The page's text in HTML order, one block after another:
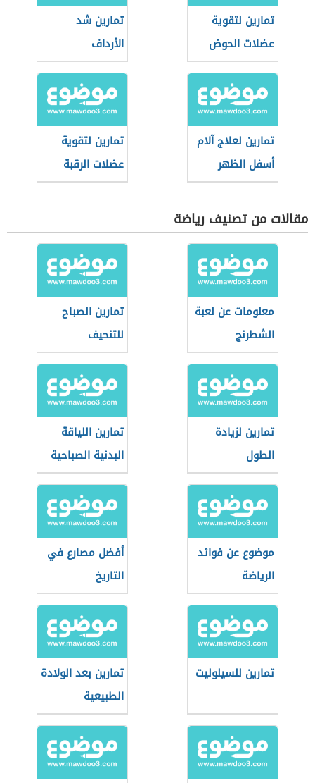
تمارين لتقوية
عضلات الحوض
تمارين شد
الأرداف
تمارين لعلاج آلام
أسفل الظهر
تمارين لتقوية
عضلات الرقبة
مقالات من تصنيف رياضة
معلومات عن لعبة
الشطرنج
تمارين الصباح
للتنحيف
تمارين لزيادة
الطول
تمارين اللياقة
البدنية الصباحية
موضوع عن فوائد
الرياضة
أفضل مصارع في
التاريخ
تمارين للسيلوليت
تمارين بعد الولادة
الطبيعية